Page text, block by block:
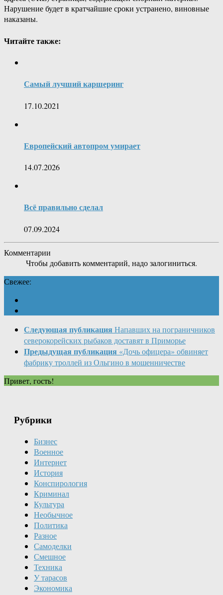
Нарушение будет в кратчайшие сроки устранено, виновные
наказаны.
Читайте также:
Самый лучший каршеринг
17.10.2021
Европейский автопром умирает
14.07.2026
Всё правильно сделал
07.09.2024
Комментарии
Чтобы добавить комментарий, надо залогиниться.
Свежее:
Следующая публикация Напавших на пограничников
северокорейских рыбаков доставят в Приморье
Предыдущая публикация «Дочь офицера» обвиняет
фабрику троллей из Ольгино в мошенничестве
Привет, гость!
Рубрики
Бизнес
Военное
Интернет
История
Конспирология
Криминал
Культура
Необычное
Политика
Разное
Самоделки
Смешное
Техника
У тарасов
Экономика